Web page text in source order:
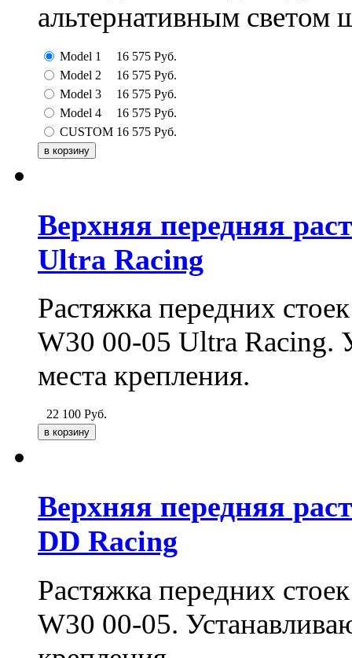
альтернативным светом
Model 1 16 575 Руб.
Model 2
16 575 Руб.
Model 3
16 575 Руб.
Model 4
16 575 Руб.
CUSTOM 16 575 Руб.
Верхняя передняя
Ultra Racing
Растяжка передних
W30 00-05 Ultra Racing.
места крепления.
22 100 Руб.
Верхняя передняя
DD Racing
Растяжка передних
W30 00-05.